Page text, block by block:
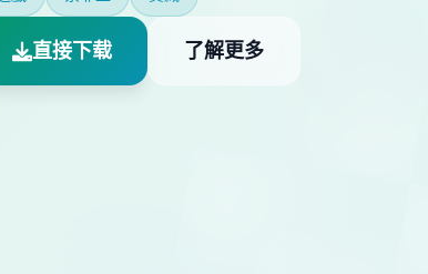
直接下载 了解更多